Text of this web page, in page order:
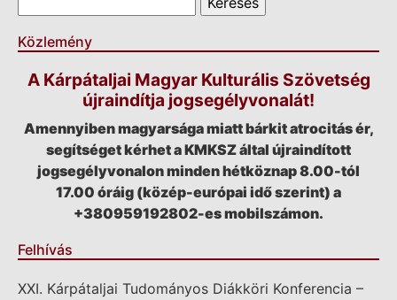
Közlemény
A Kárpátaljai Magyar Kulturális Szövetség
újraindítja jogsegélyvonalát!
Amennyiben magyarsága miatt bárkit atrocitás ér,
segítséget kérhet a KMKSZ által újraindított
jogsegélyvonalon minden hétköznap 8.00-tól
17.00 óráig (közép-európai idő szerint) a
+380959192802-es mobilszámon.
Felhívás
XXI. Kárpátaljai Tudományos Diákköri Konferencia –